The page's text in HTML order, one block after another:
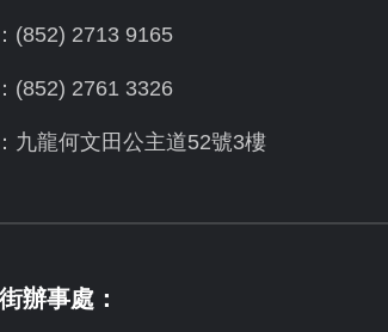
(852) 2713 9165
(852) 2761 3326
九龍何文田公主道52號3樓
辦事處：